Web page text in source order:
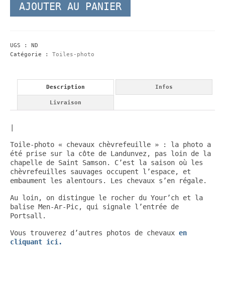
AJOUTER AU PANIER
UGS : ND
Catégorie : Toiles-photo
Description Infos
Livraison
Toile-photo « chevaux chèvrefeuille » : la photo a
été prise sur la côte de Landunvez, pas loin de la
chapelle de Saint Samson. C’est la saison où les
chèvrefeuilles sauvages occupent l’espace, et
embaument les alentours. Les chevaux s’en régale.
Au loin, on distingue le rocher du Your’ch et la
balise Men-Ar-Pic, qui signale l’entrée de
Portsall.
Vous trouverez d’autres photos de chevaux en
cliquant ici.